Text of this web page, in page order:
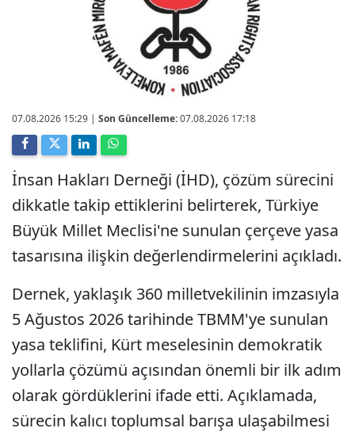
07.08.2026 15:29 | Son Güncelleme:07.08.2026 17:18
İnsan Hakları Derneği (İHD), çözüm sürecini
dikkatle takip ettiklerini belirterek, Türkiye
Büyük Millet Meclisi'ne sunulan çerçeve yasa
tasarısına ilişkin değerlendirmelerini açıkladı.
Dernek, yaklaşık 360 milletvekilinin imzasıyla
5 Ağustos 2026 tarihinde TBMM'ye sunulan
yasa teklifini, Kürt meselesinin demokratik
yollarla çözümü açısından önemli bir ilk adım
olarak gördüklerini ifade etti. Açıklamada,
sürecin kalıcı toplumsal barışa ulaşabilmesi